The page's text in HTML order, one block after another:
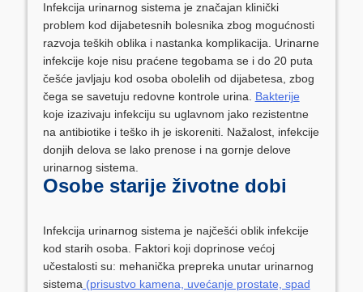
Infekcija urinarnog sistema je značajan klinički
problem kod dijabetesnih bolesnika zbog mogućnosti
razvoja teških oblika i nastanka komplikacija. Urinarne
infekcije koje nisu praćene tegobama se i do 20 puta
češće javljaju kod osoba obolelih od dijabetesa, zbog
čega se savetuju redovne kontrole urina. Bakterije
koje izazivaju infekciju su uglavnom jako rezistentne
na antibiotike i teško ih je iskoreniti. Nažalost, infekcije
donjih delova se lako prenose i na gornje delove
urinarnog sistema.
Osobe starije životne dobi
Infekcija urinarnog sistema je najčešći oblik infekcije
kod starih osoba. Faktori koji doprinose većoj
učestalosti su: mehanička prepreka unutar urinarnog
sistema(prisustvo kamena, uvećanje prostate, spad